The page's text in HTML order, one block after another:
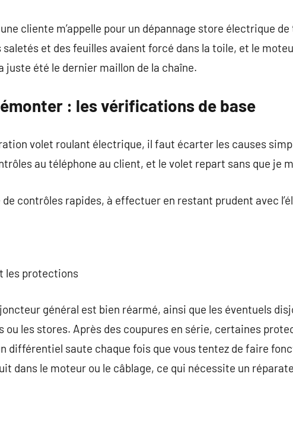
cliente m’appelle pour un dépannage store électrique
et des feuilles avaient forcé dans la toile, et le
juste été le dernier maillon de la chaîne.
: les vérifications de base
volet roulant électrique, il faut écarter les causes
au téléphone au client, et le volet repart sans que je
contrôles rapides, à effectuer en restant prudent avec
les protections
général est bien réarmé, ainsi que les éventuels
ou les stores. Après des coupures en série, certaines
différentiel saute chaque fois que vous tentez de faire
dans le moteur ou le câblage, ce qui nécessite un